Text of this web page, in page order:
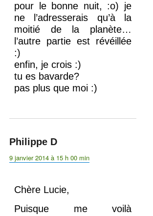
pour le bonne nuit, :o) je
ne l’adresserais qu’à la
moitié de la planète…
l’autre partie est révéillée
:)
enfin, je crois :)
tu es bavarde?
pas plus que moi :)
Philippe D
9 janvier 2014 à 15 h 00 min
Chère Lucie,
Puisque me voilà